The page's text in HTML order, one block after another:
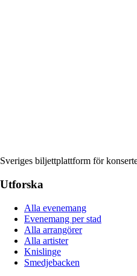
Sveriges biljettplattform för
Utforska
Alla evenemang
Evenemang per stad
Alla arrangörer
Alla artister
Knislinge
Smedjebacken